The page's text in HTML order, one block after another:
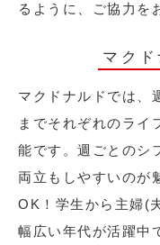
るように、ご協力を
マク
マクドナルドでは、
までそれぞれのライ
能です。週ごとのシ
両立もしやすいのが
OK！学生から主婦(
幅広い年代が活躍中